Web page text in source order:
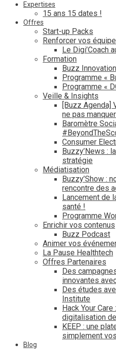
Expertises
15 ans 15 dates !
Offres
Start-up Packs
Renforcer vos
Le Digi’Coach
Formation
Buzz
Programme «
Programme «
Veille & Insights
[Buzz Agenda]
ne pas
Baromètre
Consumer
Buzzy’News :
stratégie
Médiatisation
Buzzy’Show :
rencontre des
Lancement de
santé !
Programme
Enrichir vos contenus
Buzz Podcast
Animer vos
La Pause Healthtech
Offres Partenaires
Des
innovantes
Des études
Institute
Hack Your
digitalisation
KEEP : une
simplement
Blog